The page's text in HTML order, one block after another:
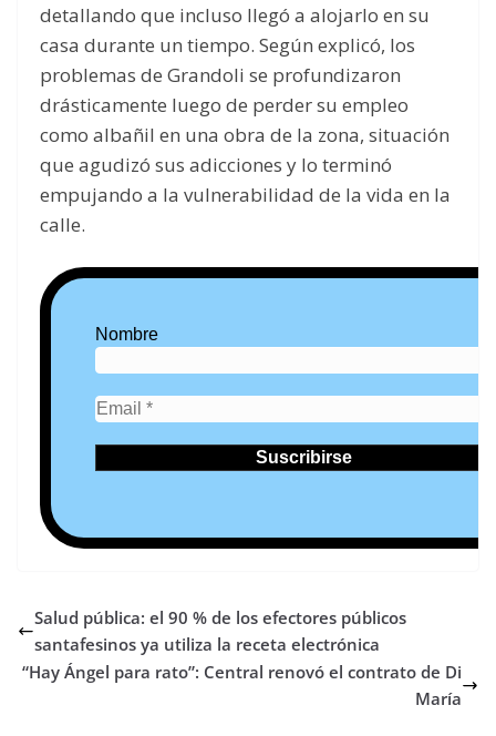
detallando que incluso llegó a alojarlo en su
casa durante un tiempo. Según explicó, los
problemas de Grandoli se profundizaron
drásticamente luego de perder su empleo
como albañil en una obra de la zona, situación
que agudizó sus adicciones y lo terminó
empujando a la vulnerabilidad de la vida en la
calle.
Nombre
Salud pública: el 90 % de los efectores públicos
santafesinos ya utiliza la receta electrónica
“Hay Ángel para rato”: Central renovó el contrato de Di
María